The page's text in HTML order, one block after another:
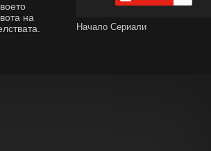
Начало Сериали
на